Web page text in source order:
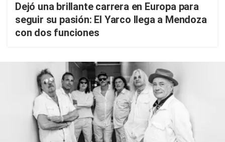
Dejó una brillante carrera en Europa para
seguir su pasión: El Yarco llega a Mendoza
con dos funciones